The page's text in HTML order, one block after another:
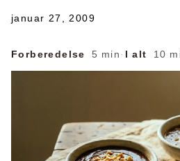
januar 27, 2009
Forberedelse 5 min · I alt 10